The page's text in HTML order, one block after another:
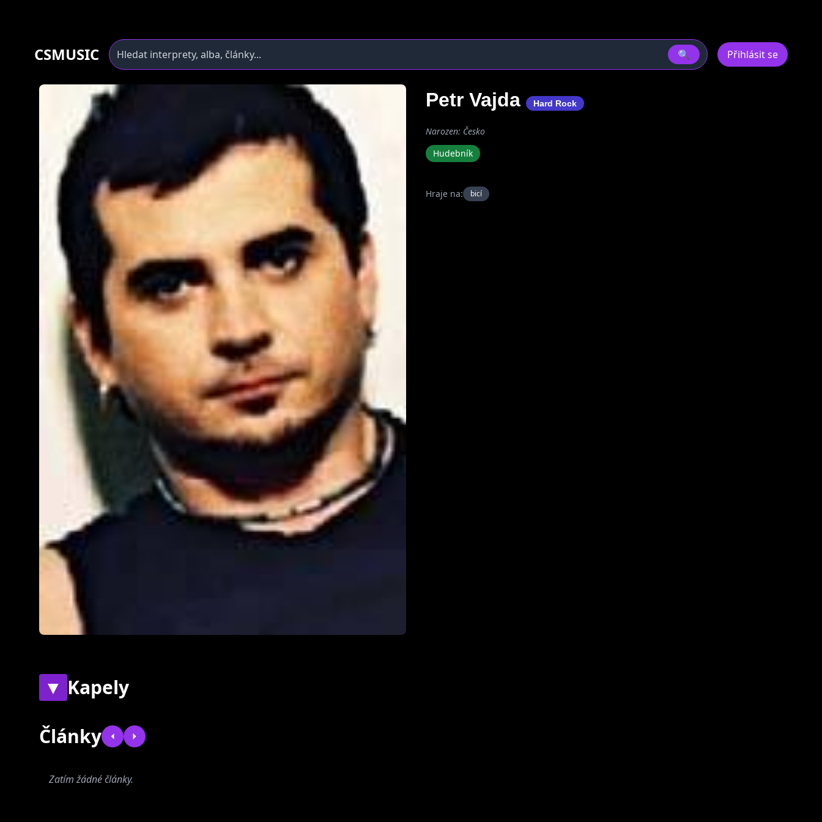
CSMUSIC 🔍 Přihlásit se
Petr Vajda Hard Rock
Narozen: Česko
Hudebník
Hraje na: bicí
▼ Kapely
Současné Bývalé
Články
Zatím žádné články.